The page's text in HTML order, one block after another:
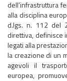
dell’infrastruttura
alla disciplina
d.lgs. n. 112 del
direttiva, definisce
legati alla
la creazione di un
agevoli il
europea,